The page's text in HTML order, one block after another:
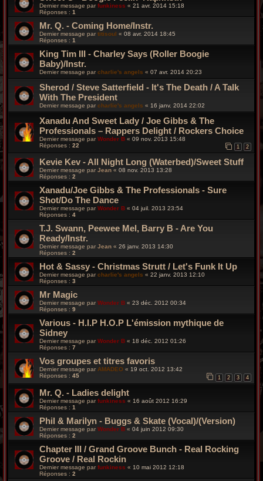
Dernier message parfunkiness « 21 avr. 2014 15:18
Réponses : 1
Mr. Q. - Coming Home/Instr.
Dernier message par titisoul « 08 avr. 2014 18:45
Réponses : 1
King Tim III - Charley Says (Roller Boogie
Baby)/Instr.
Dernier message par charlie's angels « 07 avr. 2014 20:23
Sherod / Steve Satterfield - It's The Death / A Talk
With The President
Dernier message par charlie's angels « 16 janv. 2014 22:02
Xanadu And Sweet Lady / Joe Gibbs & The
Professionals – Rappers Delight / Rockers Choice
Dernier message par Wonder B « 09 nov. 2013 15:48
Réponses : 22 1 2
Kevie Kev - All Night Long (Waterbed)/Sweet Stuff
Dernier message par Jean « 08 nov. 2013 13:28
Réponses : 2
Xanadu/Joe Gibbs & The Professionals - Sure
Shot/Do The Dance
Dernier message par Wonder B « 04 juil. 2013 23:54
Réponses : 4
T.J. Swann, Peewee Mel, Barry B - Are You
Ready/Instr.
Dernier message par Jean « 26 janv. 2013 14:30
Réponses : 2
Hot & Sassy - Christmas Strutt / Let's Funk It Up
Dernier message parcharlie's angels « 22 janv. 2013 12:10
Réponses : 3
Mr Magic
Dernier message par Wonder B « 23 déc. 2012 00:34
Réponses : 9
Various - H.I.P H.O.P L'émission mythique de
Sidney
Dernier message par Wonder B « 18 déc. 2012 01:26
Réponses : 7
Vos groupes et titres favoris
Dernier message par AMADEO « 19 oct. 2012 13:42
Réponses : 45 1 2 3 4
Mr. Q. - Ladies delight
Dernier message parfunkiness « 16 août 2012 16:29
Réponses : 1
Phil & Marilyn - Buggs & Skate (Vocal)/(Version)
Dernier message par Wonder B « 04 juin 2012 09:30
Réponses : 2
Chapter III / Grand Groove Bunch - Real Rocking
Groove / Real Rockin
Dernier message par funkiness « 10 mai 2012 12:18
Réponses : 2